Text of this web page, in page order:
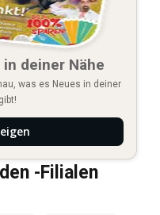
deiner Nähe
was es Neues in deiner
-Filialen